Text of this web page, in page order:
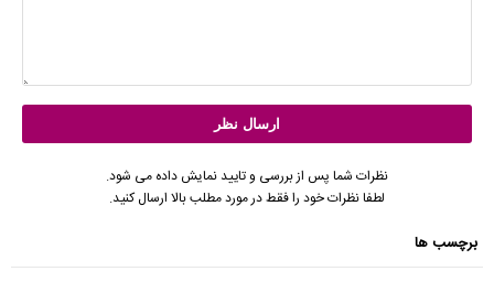
نظرات شما پس از بررسی و تایید نمایش داده می شود.
لطفا نظرات خود را فقط در مورد مطلب بالا ارسال کنید.
برچسب ها